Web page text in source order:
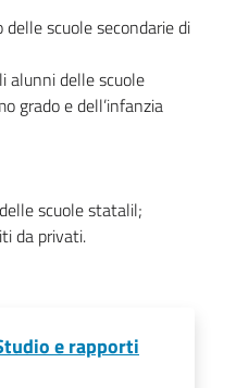
scuole secondarie di
alunni delle scuole
grado e dell’infanzia
scuole statalil;
da privati.
e rapporti